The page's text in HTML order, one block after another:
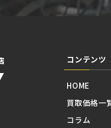
コンテンツ
HOME
買取価格一
コラム